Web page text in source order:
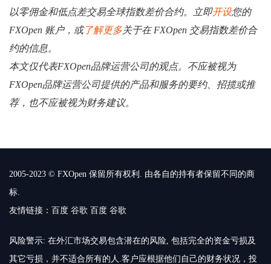
以零佣金和低点差交易全球指数差价合约。立即开设您的
FXOpen 账户，或了解更多关于在 FXOpen 交易指数差价合
约的信息。
本文仅代表FXOpen品牌运营公司的观点。不应被视为
FXOpen品牌运营公司提供的产品和服务的要约、招揽或推
荐，也不应被视为财务建议。
2005-2023 © FXOpen 保留所有权利. 由各自的持有者保留不同的商
标.
友情链接： 百度 谷歌 百度 谷歌
风险警示: 在外汇市场交易包含潜在的风险, 包括完全的资金亏损及
其它亏损，并不适合所有的人.客户应根据他们自己的财务状况，投